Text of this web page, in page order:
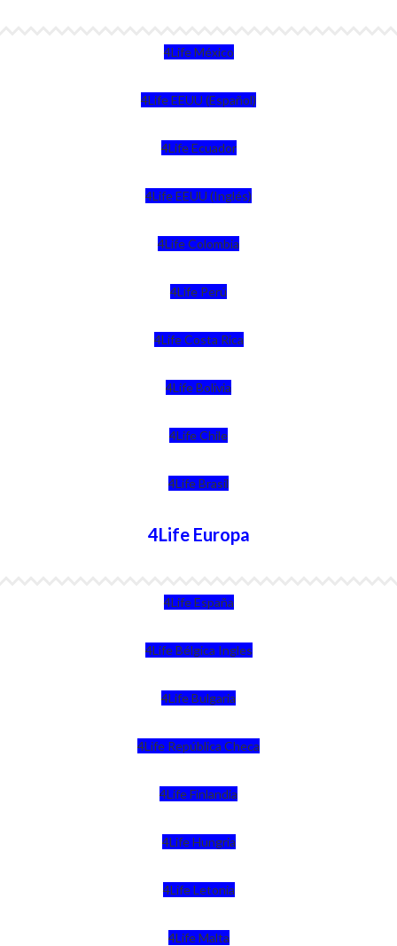
4Life México
4Life EEUU (Español)
4Life Ecuador
4Life EEUU (Inglés)
4Life Colombia
4Life Perú
4Life Costa Rica
4Life Bolivia
4Life Chile
4Life Brasil
4Life Europa
4Life España
4Life Bélgica Ingles
4Life Bulgaria
4Life República Checa
4Life Finlandia
4Life Hungria
4Life Letonia
4Life Malta